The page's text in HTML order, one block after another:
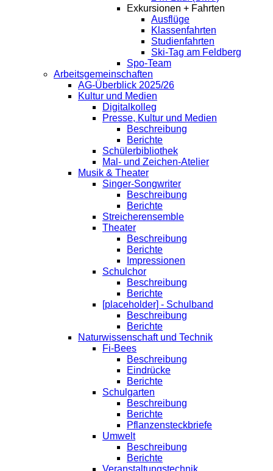
Exkursionen + Fahrten
Ausflüge
Klassenfahrten
Studienfahrten
Ski-Tag am Feldberg
Spo-Team
Arbeitsgemeinschaften
AG-Überblick 2025/26
Kultur und Medien
Digitalkolleg
Presse, Kultur und Medien
Beschreibung
Berichte
Schülerbibliothek
Mal- und Zeichen-Atelier
Musik & Theater
Singer-Songwriter
Beschreibung
Berichte
Streicherensemble
Theater
Beschreibung
Berichte
Impressionen
Schulchor
Beschreibung
Berichte
[placeholder] - Schulband
Beschreibung
Berichte
Naturwissenschaft und Technik
Fi-Bees
Beschreibung
Eindrücke
Berichte
Schulgarten
Beschreibung
Berichte
Pflanzensteckbriefe
Umwelt
Beschreibung
Berichte